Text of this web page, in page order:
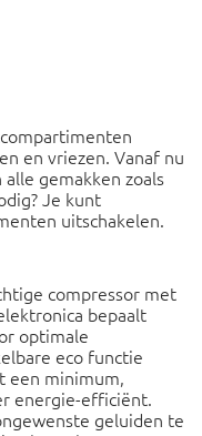
en vriezen. Vanaf nu
gemakken zoals
Je kunt
uitschakelen.
compressor met
bepaalt
optimale
eco functie
een minimum,
energie-efficiënt.
geluiden te